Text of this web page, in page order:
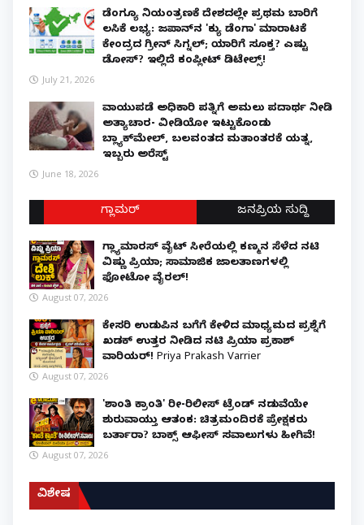
ಡೆಂಗ್ಯೂ ನಿಯಂತ್ರಣಕ್ಕೆ ದೇಶದಲ್ಲೇ ಪ್ರಥಮ ಬಾರಿಗೆ
ಲಸಿಕೆ ಲಭ್ಯ: ಜಪಾನ್‌ನ 'ಕ್ಯು ಡೆಂಗಾ' ಮಾರಾಟಕ್ಕೆ
ಕೇಂದ್ರದ ಗ್ರೀನ್ ಸಿಗ್ನಲ್; ಯಾರಿಗೆ ಸೂಕ್ತ? ಎಷ್ಟು
ಡೋಸ್? ಇಲ್ಲಿದೆ ಕಂಪ್ಲೀಟ್ ಡಿಟೇಲ್ಸ್!
July 21, 2026
ವಾಯುಪಡೆ ಅಧಿಕಾರಿ ಪತ್ನಿಗೆ ಅಮಲು ಪದಾರ್ಥ ನೀಡಿ
ಅತ್ಯಾಚಾರ- ವೀಡಿಯೋ ಇಟ್ಟುಕೊಂಡು
ಬ್ಲ್ಯಾಕ್‌ಮೇಲ್, ಬಲವಂತದ ಮತಾಂತರಕ್ಕೆ ಯತ್ನ,
ಇಬ್ಬರು ಅರೆಸ್ಟ್
June 18, 2026
ಗ್ಲಾಮರ್ ಜನಪ್ರಿಯ ಸುದ್ದಿ
ಗ್ಲ್ಯಾಮಾರಸ್ ವೈಟ್‌ ಸೀರೆಯಲ್ಲಿ ಕಣ್ಮನ ಸೆಳೆದ ನಟಿ
ವಿಷ್ಣು ಪ್ರಿಯಾ; ಸಾಮಾಜಿಕ ಜಾಲತಾಣಗಳಲ್ಲಿ
ಫೋಟೋ ವೈರಲ್!
August 07, 2026
ಕೇಸರಿ ಉಡುಪಿನ ಬಗೆಗೆ ಕೇಳಿದ ಮಾಧ್ಯಮದ ಪ್ರಶ್ನೆಗೆ
ಖಡಕ್ ಉತ್ತರ ನೀಡಿದ ನಟಿ ಪ್ರಿಯಾ ಪ್ರಕಾಶ್
ವಾರಿಯರ್! Priya Prakash Varrier
August 07, 2026
'ಶಾಂತಿ ಕ್ರಾಂತಿ' ರೀ-ರಿಲೀಸ್ ಟ್ರೆಂಡ್ ನಡುವೆಯೇ
ಶುರುವಾಯ್ತು ಆತಂಕ: ಚಿತ್ರಮಂದಿರಕ್ಕೆ ಪ್ರೇಕ್ಷಕರು
ಬರ್ತಾರಾ? ಬಾಕ್ಸ್ ಆಫೀಸ್ ಸವಾಲುಗಳು ಹೀಗಿವೆ!
August 07, 2026
ವಿಶೇಷ